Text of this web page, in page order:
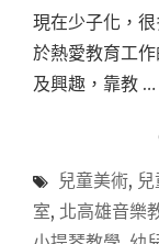
現在少子化，
於熱愛教育工
及興趣，靠教 …
兒童美術,
室, 北高雄音樂